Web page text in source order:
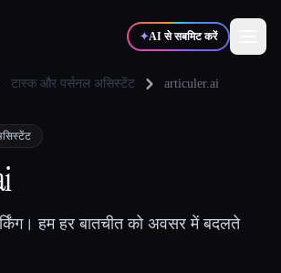
✦AI से सबमिट करें
टास्क और पर्सनल असिस्टेंट articuler.ai
हम हर बातचीत को अवसर में बदलते